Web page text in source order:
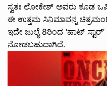
ಸ್ವತಃ ಲೋಕೇಶ್ ಅವರು ಕೂಡ
ಈ ಉತ್ತಮ ಸಿನಿಮಾವನ್ನ
ಇದೇ ಜುಲೈ 8ರಿಂದ ‘ಹಾಟ್
ನೋಡಬಹುದಾಗಿದೆ.